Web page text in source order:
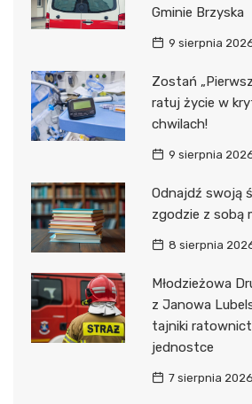
Gminie Brzyska
9 sierpnia
Zostań
ratuj życie w
chwilach!
9 sierpnia
Odnajdź swoją
zgodzie z sobą
8 sierpnia
Młodzieżowa
z Janowa
tajniki
jednostce
7 sierpnia 2026